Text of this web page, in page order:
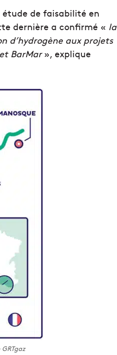
de faisabilité en
dernière a confirmé « la
d’hydrogène aux projets
BarMar», explique